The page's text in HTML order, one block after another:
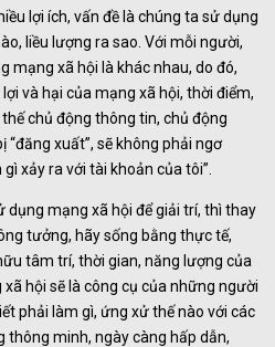
lợi ích, vấn đề là chúng ta sử dụng
liều lượng ra sao. Với mỗi người,
mạng xã hội là khác nhau, do đó,
và hại của mạng xã hội, thời điểm,
chủ động thông tin, chủ động
xuất”, sẽ không phải ngơ
xảy ra với tài khoản của tôi”.
dụng mạng xã hội để giải trí, thì thay
tưởng, hãy sống bằng thực tế,
tâm trí, thời gian, năng lượng của
xã hội sẽ là công cụ của những người
phải làm gì, ứng xử thế nào với các
thông minh, ngày càng hấp dẫn,